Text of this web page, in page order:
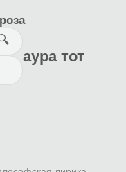
аура тот